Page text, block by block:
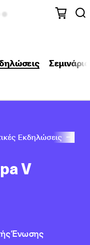
Σεμινάρια
Εκδηλώσεις
V
Ένωσης